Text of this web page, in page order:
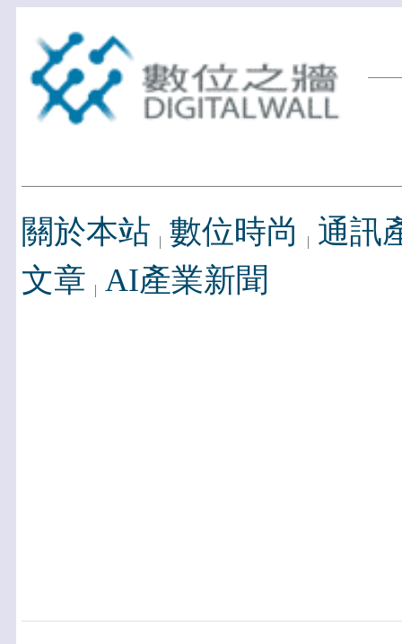
關於本站 數位時尚
通訊
文章 AI產業新聞